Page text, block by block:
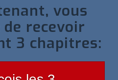
vous
recevoir
3 chapitres: